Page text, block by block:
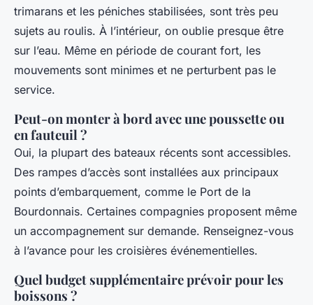
trimarans et les péniches stabilisées, sont très peu
sujets au roulis. À l’intérieur, on oublie presque être
sur l’eau. Même en période de courant fort, les
mouvements sont minimes et ne perturbent pas le
service.
Peut-on monter à bord avec une poussette ou
en fauteuil ?
Oui, la plupart des bateaux récents sont accessibles.
Des rampes d’accès sont installées aux principaux
points d’embarquement, comme le Port de la
Bourdonnais. Certaines compagnies proposent même
un accompagnement sur demande. Renseignez-vous
à l’avance pour les croisières événementielles.
Quel budget supplémentaire prévoir pour les
boissons ?